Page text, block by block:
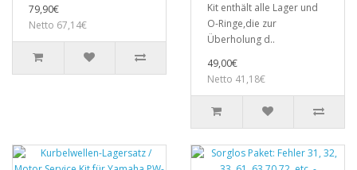
79,90€
Netto 67,14€
Kit enthält alle Lager und
O-Ringe,die zur
Überholung d..
49,00€
Netto 41,18€